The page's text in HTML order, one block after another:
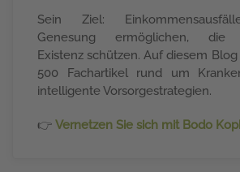
Sein Ziel:
Genesung ermöglichen, die
Existenz schützen. Auf diesem
500 Fachartikel rund um
intelligente Vorsorgestrategien.
👉 Vernetzen Sie sich mit Bodo